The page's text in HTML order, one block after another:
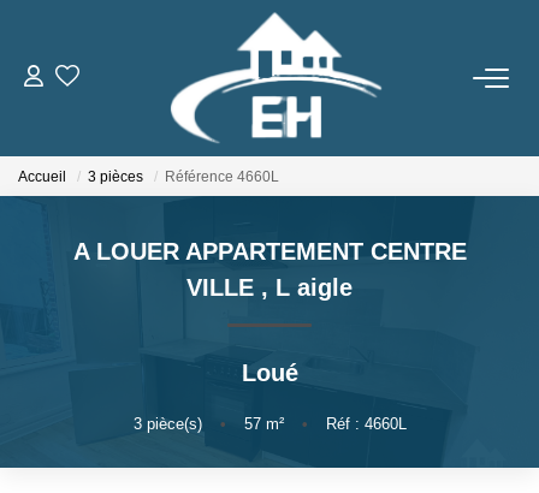
ACHETER
LOUER
Nos Biens
Gestion Locative
ESTIMER
Accueil 3 pièces Référence 4660L
A LOUER APPARTEMENT CENTRE
VILLE , L aigle
Loué
3pièce(s) • 57m² • Réf : 4660L